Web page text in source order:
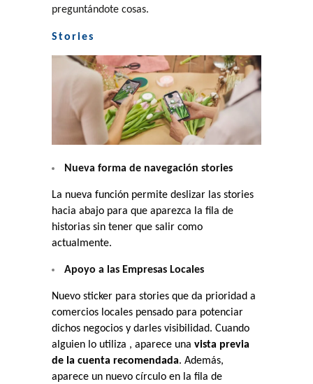
preguntándote cosas.
Stories
Nueva forma de navegación stories
La nueva función permite deslizar las stories
hacia abajo para que aparezca la fila de
historias sin tener que salir como
actualmente.
Apoyo a las Empresas Locales
Nuevo sticker para stories que da prioridad a
comercios locales pensado para potenciar
dichos negocios y darles visibilidad. Cuando
alguien lo utiliza , aparece una vista previa
de la cuenta recomendada. Además,
aparece un nuevo círculo en la fila de